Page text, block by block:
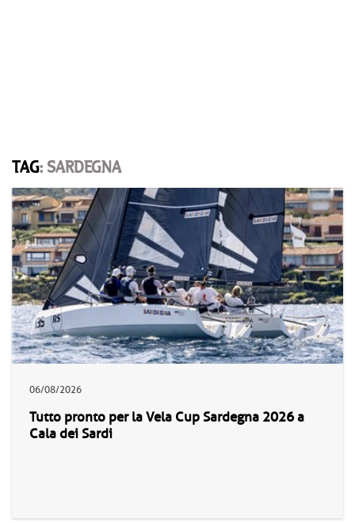
TAG: SARDEGNA
06/08/2026
Tutto pronto per la Vela Cup Sardegna 2026 a
Cala dei Sardi